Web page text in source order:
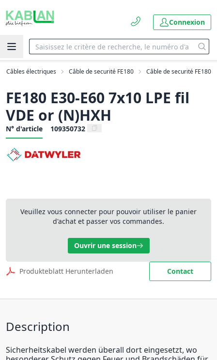
Connexion
Câbles électriques Câble de securité FE180 Câble de securité FE180
FE180 E30-E60 7x10 LPE fil
VDE or (N)HXH
N° d'article 109350732
Veuillez vous connecter pour pouvoir utiliser le panier
d'achat et passer vos commandes.
Ouvrir une session
Produkteblatt Herunterladen Contact
Description
Sicherheitskabel werden überall dort eingesetzt, wo